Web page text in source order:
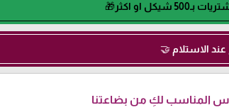
او اكثر🎁
الاستلام 🤝
المناسب لكِ من بضاعتنا